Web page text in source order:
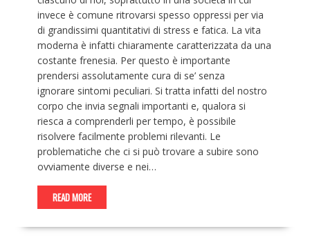
invece è comune ritrovarsi spesso oppressi per via
di grandissimi quantitativi di stress e fatica. La vita
moderna è infatti chiaramente caratterizzata da una
costante frenesia. Per questo è importante
prendersi assolutamente cura di se’ senza
ignorare sintomi peculiari. Si tratta infatti del nostro
corpo che invia segnali importanti e, qualora si
riesca a comprenderli per tempo, è possibile
risolvere facilmente problemi rilevanti. Le
problematiche che ci si può trovare a subire sono
ovviamente diverse e nei…
READ MORE